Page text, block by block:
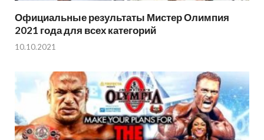
Официальные результаты Мистер Олимпия
2021 года для всех категорий
10.10.2021